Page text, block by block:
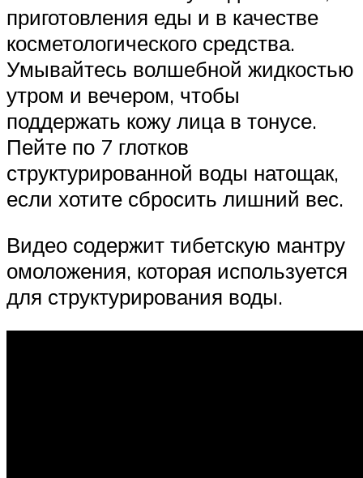
приготовления еды и в качестве
косметологического средства.
Умывайтесь волшебной жидкостью
утром и вечером, чтобы
поддержать кожу лица в тонусе.
Пейте по 7 глотков
структурированной воды натощак,
если хотите сбросить лишний вес.
Видео содержит тибетскую мантру
омоложения, которая используется
для структурирования воды.